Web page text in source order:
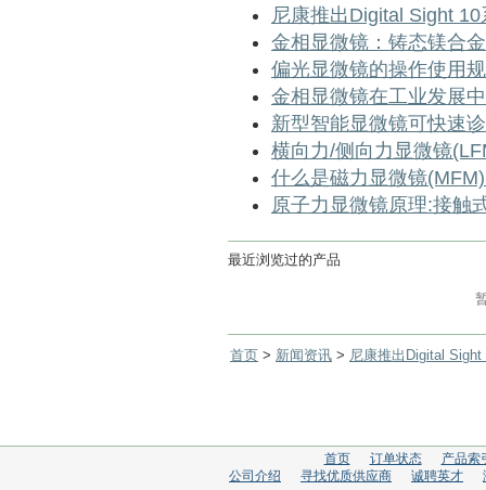
尼康推出Digital Sight
金相显微镜：铸态镁合
偏光显微镜的操作使用
金相显微镜在工业发展
新型智能显微镜可快速
横向力/侧向力显微镜
什么是磁力显微镜
原子力显微镜原理:接触
最近浏览过的产品
首页 > 新闻资讯 > 尼康推出Digital
首页 订单状态
产品索
公司介绍
寻找优质供应商 诚聘英才